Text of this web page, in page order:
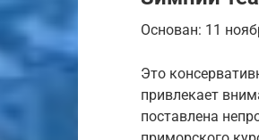
Основан: 11
Это
привлекает
поставлена